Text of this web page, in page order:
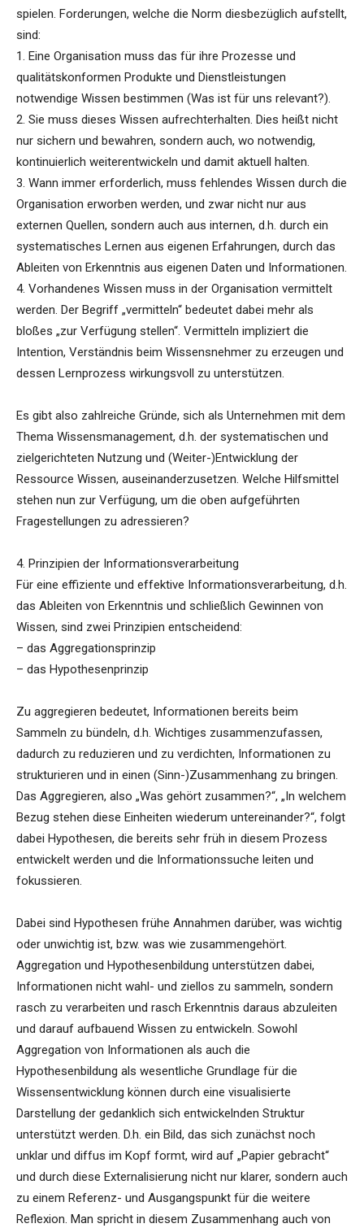
spielen. Forderungen, welche die Norm diesbezüglich aufstellt,
sind:
1. Eine Organisation muss das für ihre Prozesse und
qualitätskonformen Produkte und Dienstleistungen
notwendige Wissen bestimmen (Was ist für uns relevant?).
2. Sie muss dieses Wissen aufrechterhalten. Dies heißt nicht
nur sichern und bewahren, sondern auch, wo notwendig,
kontinuierlich weiterentwickeln und damit aktuell halten.
3. Wann immer erforderlich, muss fehlendes Wissen durch die
Organisation erworben werden, und zwar nicht nur aus
externen Quellen, sondern auch aus internen, d.h. durch ein
systematisches Lernen aus eigenen Erfahrungen, durch das
Ableiten von Erkenntnis aus eigenen Daten und Informationen.
4. Vorhandenes Wissen muss in der Organisation vermittelt
werden. Der Begriff „vermitteln“ bedeutet dabei mehr als
bloßes „zur Verfügung stellen“. Vermitteln impliziert die
Intention, Verständnis beim Wissensnehmer zu erzeugen und
dessen Lernprozess wirkungsvoll zu unterstützen.
Es gibt also zahlreiche Gründe, sich als Unternehmen mit dem
Thema Wissensmanagement, d.h. der systematischen und
zielgerichteten Nutzung und (Weiter-)Entwicklung der
Ressource Wissen, auseinanderzusetzen. Welche Hilfsmittel
stehen nun zur Verfügung, um die oben aufgeführten
Fragestellungen zu adressieren?
4. Prinzipien der Informationsverarbeitung
Für eine effiziente und effektive Informationsverarbeitung, d.h.
das Ableiten von Erkenntnis und schließlich Gewinnen von
Wissen, sind zwei Prinzipien entscheidend:
– das Aggregationsprinzip
– das Hypothesenprinzip
Zu aggregieren bedeutet, Informationen bereits beim
Sammeln zu bündeln, d.h. Wichtiges zusammenzufassen,
dadurch zu reduzieren und zu verdichten, Informationen zu
strukturieren und in einen (Sinn-)Zusammenhang zu bringen.
Das Aggregieren, also „Was gehört zusammen?“, „In welchem
Bezug stehen diese Einheiten wiederum untereinander?“, folgt
dabei Hypothesen, die bereits sehr früh in diesem Prozess
entwickelt werden und die Informationssuche leiten und
fokussieren.
Dabei sind Hypothesen frühe Annahmen darüber, was wichtig
oder unwichtig ist, bzw. was wie zusammengehört.
Aggregation und Hypothesenbildung unterstützen dabei,
Informationen nicht wahl- und ziellos zu sammeln, sondern
rasch zu verarbeiten und rasch Erkenntnis daraus abzuleiten
und darauf aufbauend Wissen zu entwickeln. Sowohl
Aggregation von Informationen als auch die
Hypothesenbildung als wesentliche Grundlage für die
Wissensentwicklung können durch eine visualisierte
Darstellung der gedanklich sich entwickelnden Struktur
unterstützt werden. D.h. ein Bild, das sich zunächst noch
unklar und diffus im Kopf formt, wird auf „Papier gebracht“
und durch diese Externalisierung nicht nur klarer, sondern auch
zu einem Referenz- und Ausgangspunkt für die weitere
Reflexion. Man spricht in diesem Zusammenhang auch von